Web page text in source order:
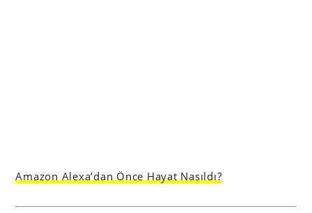
Amazon Alexa’dan Önce Hayat Nasıldı?